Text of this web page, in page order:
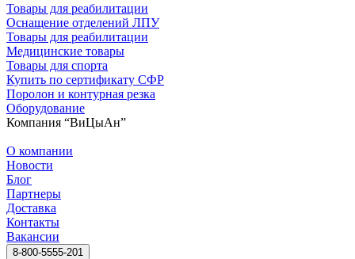
Товары для реабилитации
Оснащение отделений ЛПУ
Товары для реабилитации
Медицинские товары
Товары для спорта
Купить по сертификату СФР
Поролон и контурная резка
Оборудование
Компания “ВиЦыАн”
О компании
Новости
Блог
Партнеры
Доставка
Контакты
Вакансии
8-800-5555-201